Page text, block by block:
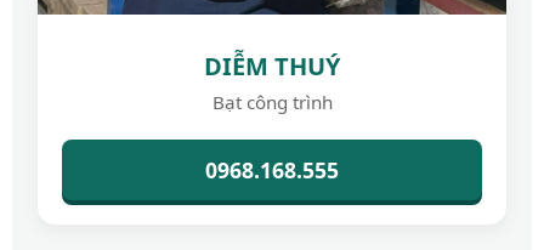
DIỄM THUÝ
Bạt công trình
0968.168.555